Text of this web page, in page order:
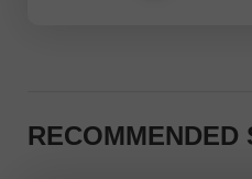
RECOMMENDED